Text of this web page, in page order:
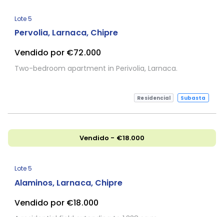
Lote 5
Pervolia, Larnaca, Chipre
Vendido por €72.000
Two-bedroom apartment in Perivolia, Larnaca.
Residencial Subasta
Vendido - €18.000
Lote 5
Alaminos, Larnaca, Chipre
Vendido por €18.000